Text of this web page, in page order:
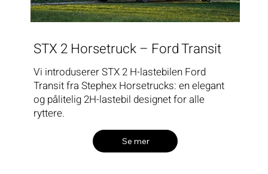
STX 2 Horsetruck – Ford Transit
Vi introduserer STX 2 H-lastebilen Ford
Transit fra Stephex Horsetrucks: en elegant
og pålitelig 2H-lastebil designet for alle
ryttere.
Se mer